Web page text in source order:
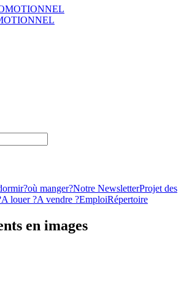
où manger?Notre NewsletterProjet des
A louer ?A vendre ?EmploiRépertoire
en images